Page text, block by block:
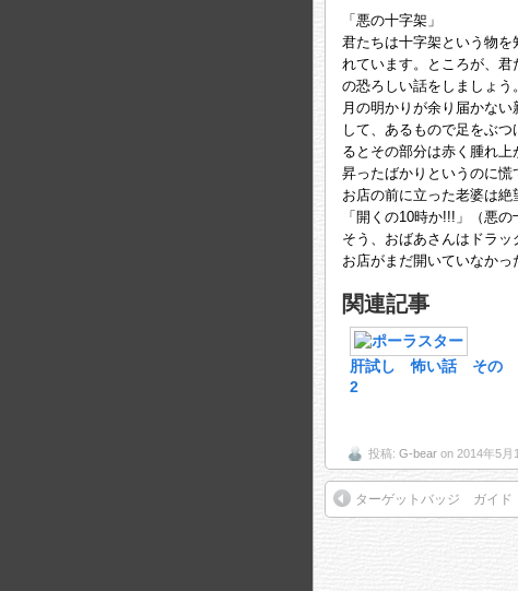
「悪の十字架」
君たちは十字架という物
れています。ところが、
の恐ろしい話をしましょう。
月の明かりが余り届かな
して、あるもので足をぶ
るとその部分は赤く腫れ
昇ったばかりというのに
お店の前に立った老婆は絶
「開くの10時か!!!」（悪の
そう、おばあさんはドラ
お店がまだ開いていなかっ
関連記事
肝試し 怖い話 その
2
投稿: G-bear on 2014年5月
ターゲットバッジ ガイド